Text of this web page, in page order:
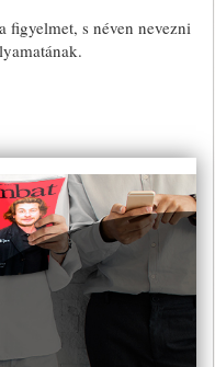
figyelmet, s néven nevezni